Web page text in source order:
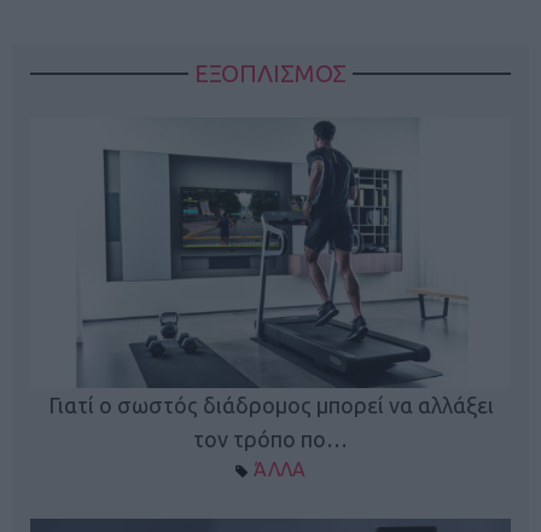
ΕΞΟΠΛΙΣΜΟΣ
Γιατί ο σωστός διάδρομος μπορεί να αλλάξει
τον τρόπο πο…
ΆΛΛΑ